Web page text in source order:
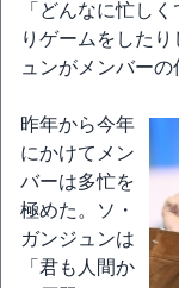
「どんなに忙し
りゲームをした
ュンがメンバーの
昨年から今年
にかけてメン
バーは多忙を
極めた。ソ・
ガンジュンは
「君も人間か